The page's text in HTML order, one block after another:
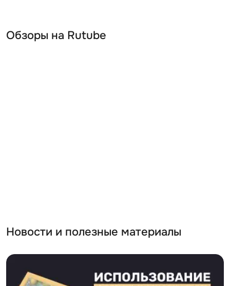
Обзоры на Rutube
Новости и полезные материалы